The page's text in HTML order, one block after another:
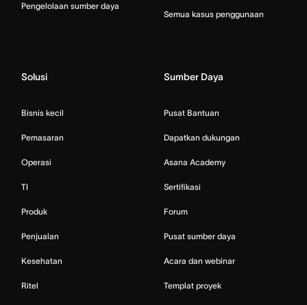
Pengelolaan sumber daya
Semua kasus penggunaan
Solusi
Bisnis kecil
Pemasaran
Operasi
TI
Produk
Penjualan
Kesehatan
Ritel
Sumber Daya
Pusat Bantuan
Dapatkan dukungan
Asana Academy
Sertifikasi
Forum
Pusat sumber daya
Acara dan webinar
Templat proyek